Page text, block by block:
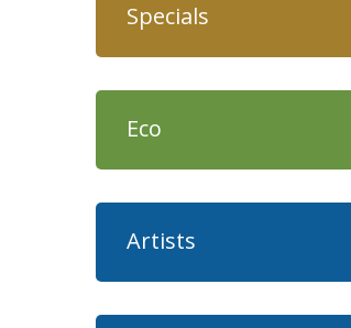
Specials
Eco
Artists